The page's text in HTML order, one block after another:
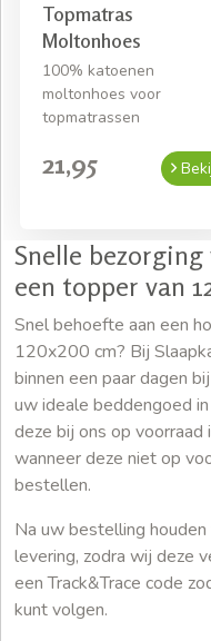
Topmatras
Moltonhoes
100% katoenen
moltonhoes voor
topmatrassen
21,95
Snelle
een topper van
Snel behoefte aan een
120x200 cm? Bij
binnen een paar dagen
uw ideale beddengoed
deze bij ons op
wanneer deze niet op
bestellen.
Na uw bestelling
levering, zodra wij deze
een Track&Trace code
kunt volgen.